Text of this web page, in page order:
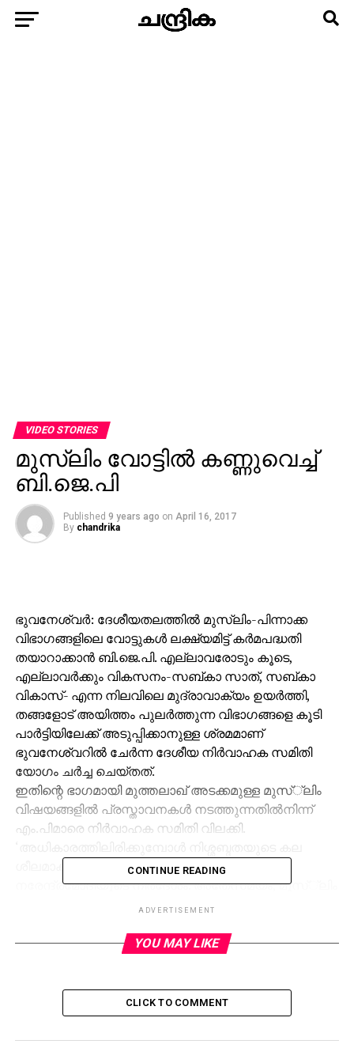
VIDEO STORIES
മുസ്‌ലിം വോട്ടില്‍ കണ്ണുവെച്ച്
ബി.ജെ.പി
Published 9 years ago on April 16, 2017
By chandrika
ഭുവനേശ്വര്‍: ദേശീയതലത്തില്‍ മുസ്‌ലിം-പിന്നാക്ക
വിഭാഗങ്ങളിലെ വോട്ടുകള്‍ ലക്ഷ്യമിട്ട് കര്‍മപദ്ധതി
തയാറാക്കാന്‍ ബി.ജെ.പി. എല്ലാവരോടും കൂടെ,
എല്ലാവര്‍ക്കും വികസനം-സബ്കാ സാത്, സബ്കാ
വികാസ്- എന്ന നിലവിലെ മുദ്രാവാക്യം ഉയര്‍ത്തി,
തങ്ങളോട് അയിത്തം പുലര്‍ത്തുന്ന വിഭാഗങ്ങളെ കൂടി
പാര്‍ട്ടിയിലേക്ക് അടുപ്പിക്കാനുള്ള ശ്രമമാണ്
ഭുവനേശ്വറില്‍ ചേര്‍ന്ന ദേശീയ നിര്‍വാഹക സമിതി
യോഗം ചര്‍ച്ച ചെയ്തത്.
ഇതിന്റെ ഭാഗമായി മുത്തലാഖ് അടക്കമുള്ള മുസ്്‌ലിം
വിഷയങ്ങളില്‍ പ്രസ്താവനകള്‍ നടത്തുന്നതില്‍നിന്ന്
എം.പിമാരെ നിര്‍വാഹക സമിതി വിലക്കി.
ശീലമാക്കണം’ എന്നായിരുന്നു പ്രധാനമന്ത്രി
നരേന്ദ്രമോദിയുടെ നിര്‍ദേശം. അതേസമയം, മുസ്്‌ലിം
സ്ത്രീകള്‍ക്കിടയില്‍ മുത്തലാഖിനെതിരെ പ്രചാരണം
ജില്ലയിലും മുത്തലാഖിന്റെ ഇരകളെ ബി.ജെ.പി വനിതാ
തീരുമാനമായിട്ടുണ്ട്.
മുസ്‌ലിം പിന്നാക്ക വിഭാഗങ്ങളെ ഉള്‍പ്പെടുത്തി പിന്നാക്ക
കമ്മീഷന്‍ (ഒ.ബി.സി കമ്മീഷന്‍) രൂപീകരിക്കാനുള്ള നീക്കം
CONTINUE READING
ADVERTISEMENT
YOU MAY LIKE
CLICK TO COMMENT